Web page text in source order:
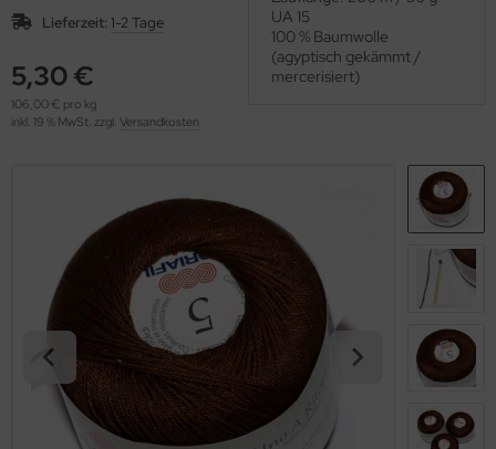
Lieferzeit: 1-2 Tage
5,30 €
106,00 € pro kg
inkl. 19 % MwSt. zzgl. Versandkosten
UA 15
100 % Baumwolle
(agyptisch gekämmt /
mercerisiert)
(276)